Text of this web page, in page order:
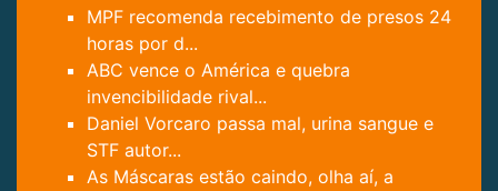
MPF recomenda recebimento de presos 24
horas por d...
ABC vence o América e quebra
invencibilidade rival...
Daniel Vorcaro passa mal, urina sangue e
STF autor...
As Máscaras estão caindo, olha aí, a